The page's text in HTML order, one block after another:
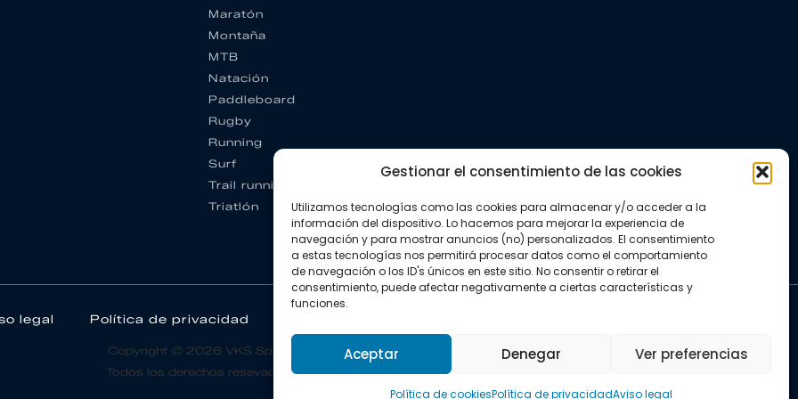
Gestionar el consentimiento de las cookies
Utilizamos tecnologías como las cookies para almacenar y/o acceder a la
información del dispositivo. Lo hacemos para mejorar la experiencia de
navegación y para mostrar anuncios (no) personalizados. El consentimiento
a estas tecnologías nos permitirá procesar datos como el comportamiento
de navegación o los ID's únicos en este sitio. No consentir o retirar el
consentimiento, puede afectar negativamente a ciertas características y
funciones.
Aceptar Denegar Ver preferencias
Política de cookiesPolítica de privacidadAviso legal
Maratón
Montaña
MTB
Natación
Paddleboard
Rugby
Running
Surf
Trail running
Triatlón
legal Política de privacidad
Copyright © 2026 VKS Sport.
Todos los derechos resevados.